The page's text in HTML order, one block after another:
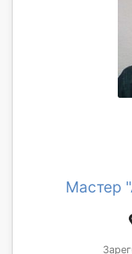
Мастер